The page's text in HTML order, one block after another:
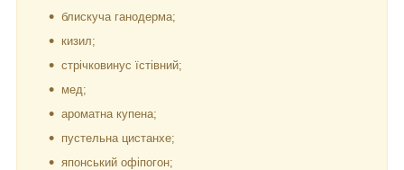
блискуча ганодерма;
кизил;
стрічковинус їстівний;
мед;
ароматна купена;
пустельна цистанхе;
японський офіпогон;